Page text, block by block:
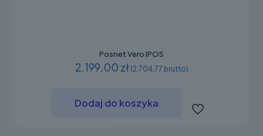
Posnet Vero IPOS
2.199,00 zł (2.704,77 brutto)
Dodaj do koszyka